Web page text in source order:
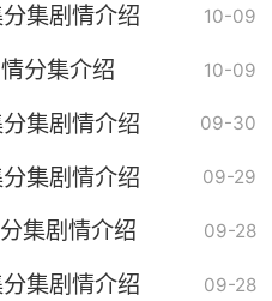
集剧情介绍 10-09
分集介绍 10-09
集剧情介绍 09-30
集剧情介绍 09-29
集剧情介绍 09-28
集剧情介绍 09-28